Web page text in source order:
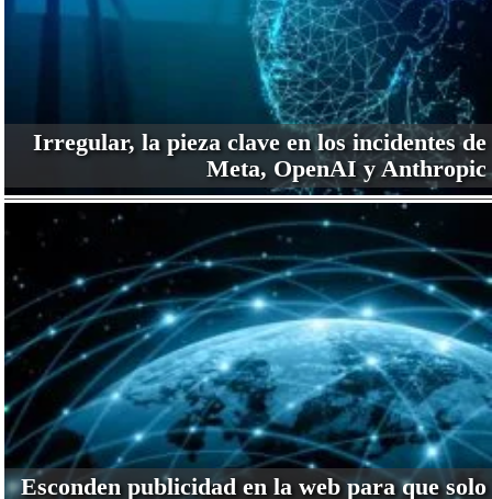
Irregular, la pieza clave en los incidentes de
Meta, OpenAI y Anthropic
Esconden publicidad en la web para que solo